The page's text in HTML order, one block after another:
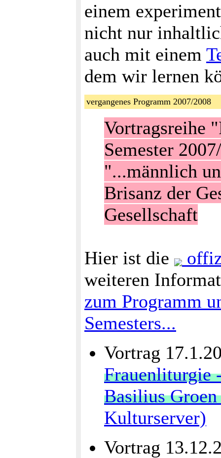
einem
nicht nur
auch mit einem
dem wir lernen
vergangenes Programm 2007/2008
Vortragsreihe
Semester
"...männlich
Brisanz der
Gesellschaft
Hier ist die
weiteren
zum Programm
Semesters...
Vortrag
Frauenliturgie
Basilius
Kulturserver)
Vortrag